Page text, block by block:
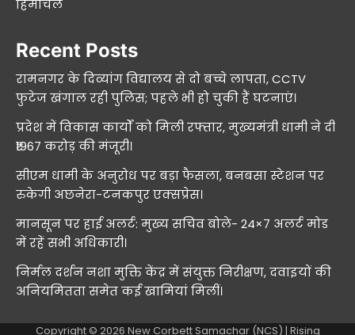
हिमाचल
Recent Posts
रामनगर के दिव्यांग विद्यालय से दो बच्चे लापता, CCTV
फुटेज खंगाल रही पुलिस; पहले भी हो चुकी हैं घटनाएं।
प्रदेश में विकास कार्यों को मिली रफ्तार, मुख्यमंत्री धामी ने दी
₹1967 करोड़ की मंजूरी।
सीएम धामी के अनुरोध पर बड़ा फैसला, बनबसा स्टेशन पर
रुकेगी अछनेरा-टनकपुर एक्सप्रेस।
मानसून पर हाई अलर्ट: मुख्य सचिव बोले- 24×7 अलर्ट मोड
में रहें सभी अधिकारी।
निर्मल दर्शन नशा मुक्ति केंद्र में संयुक्त निरीक्षण, दवाइयों की
अनियमितता समेत कई खामियां मिलीं।
Copyright © 2026 New Corbett Samachar (NCS) | Rising